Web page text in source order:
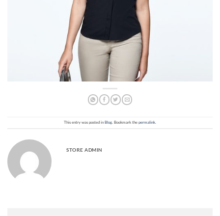
This entry was posted in Blog. Bookmark the permalink.
STORE ADMIN